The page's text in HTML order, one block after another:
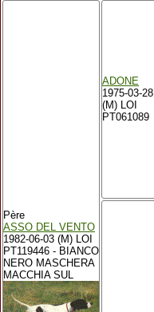
Père
ASSO DEL VENTO
1982-06-03 (M) LOI
PT119446 - BIANCO
NERO MASCHERA
MACCHIA SUL
ADONE
1975-03-28
(M) LOI
PT061089